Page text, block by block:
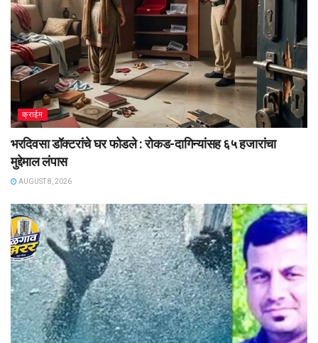
क्राईम
भरदिवसा डॉक्टरांचे घर फोडले : रोकड-दागिन्यांसह ६५ हजारांचा
मुद्देमाल लंपास
AUGUST 8, 2026